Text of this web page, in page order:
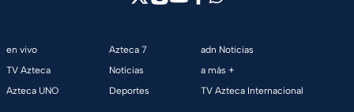
en vivo
TV Azteca
Azteca UNO
Azteca 7
Noticias
Deportes
adn Noticias
a más +
TV Azteca Internacional